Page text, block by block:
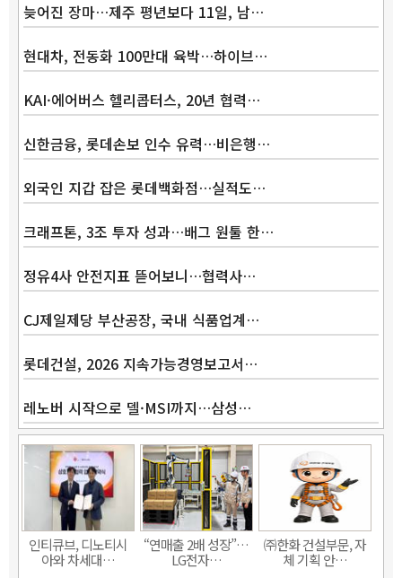
늦어진 장마…제주 평년보다 11일, 남…
현대차, 전동화 100만대 육박…하이브…
KAI·에어버스 헬리콥터스, 20년 협력…
신한금융, 롯데손보 인수 유력…비은행…
외국인 지갑 잡은 롯데백화점…실적도…
크래프톤, 3조 투자 성과…배그 원툴 한…
정유4사 안전지표 뜯어보니…협력사…
CJ제일제당 부산공장, 국내 식품업계…
롯데건설, 2026 지속가능경영보고서…
레노버 시작으로 델·MSI까지…삼성…
인티큐브, 디노티시
아와 차세대…
“연매출 2배 성장”…
LG전자…
㈜한화 건설부문, 자
체 기획 안…